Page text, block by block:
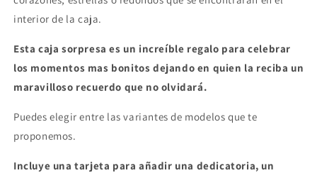
interior de la caja.
Esta caja sorpresa es un increíble regalo para celebrar
los momentos mas bonitos dejando en quien la reciba un
maravilloso recuerdo que no olvidará.
Puedes elegir entre las variantes de modelos que te
proponemos.
Incluye una tarjeta para añadir una dedicatoria, un